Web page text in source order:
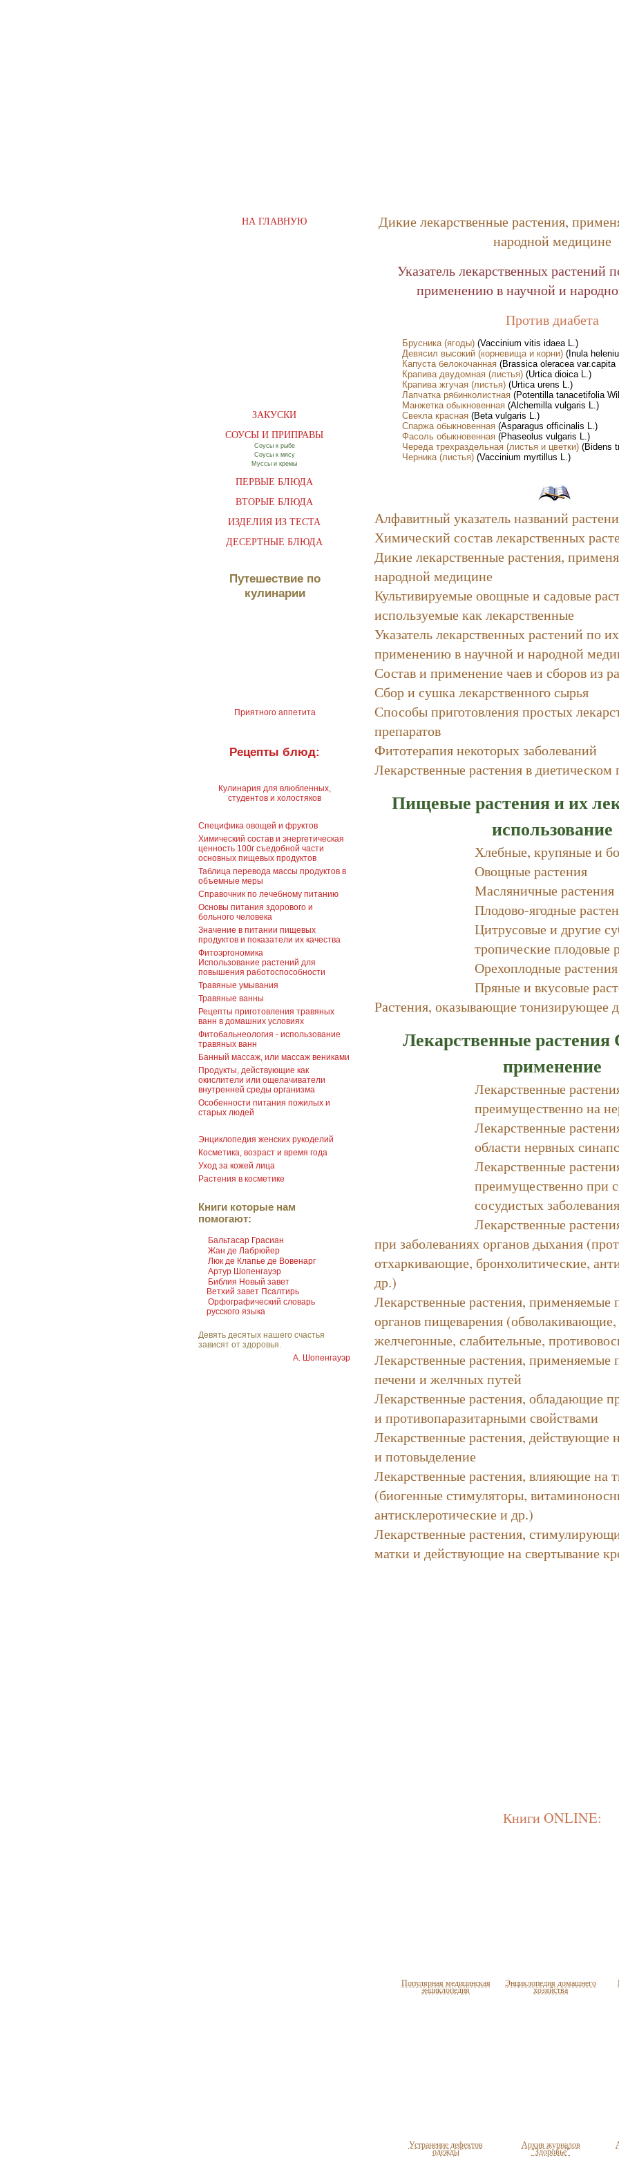
Дикие лекарственные растения,
народной медицине
Указатель лекарственных растений
применению в научной и
Против диабета
Брусника (ягоды) (Vaccinium vitis idaea L.)
Девясил высокий (корневища и корни) (Inula
Капуста белокочанная (Brassica oleracea var.capita
Крапива двудомная (листья) (Urtica dioica L.)
Крапива жгучая (листья) (Urtica urens L.)
Лапчатка рябинколистная (Potentilla tanacetifolia
Манжетка обыкновенная (Alchemilla vulgaris L.)
Свекла красная (Beta vulgaris L.)
Спаржа обыкновенная (Asparagus officinalis L.)
Фасоль обыкновенная (Phaseolus vulgaris L.)
Череда трехраздельная (листья и цветки) (Bidens
Черника (листья) (Vaccinium myrtillus L.)
Алфавитный указатель названий
Химический состав лекарственных
Дикие лекарственные растения,
народной медицине
Культивируемые овощные и садовые
используемые как лекарственные
Указатель лекарственных растений по
применению в научной и народной
Состав и применение чаев и сборов из
Сбор и сушка лекарственного сырья
Способы приготовления простых
препаратов
Фитотерапия некоторых заболеваний
Лекарственные растения в диетическом
Пищевые растения и их
использование
Хлебные, крупяные и
Овощные растения
Масляничные растения
Плодово-ягодные
Цитрусовые и другие
тропические плодовые
Орехоплодные растения
Пряные и вкусовые
Растения, оказывающие тонизирующее
Лекарственные
применение
Лекарственные
преимущественно на
Лекарственные
области нервных
Лекарственные
преимущественно при
сосудистых
Лекарственные
при заболеваниях органов дыхания
отхаркивающие, бронхолитические,
др.)
Лекарственные растения, применяемые
органов пищеварения
желчегонные, слабительные,
Лекарственные растения, применяемые
печени и желчных путей
Лекарственные растения, обладающие
и противопаразитарными свойствами
Лекарственные растения, действующие
и потовыделение
Лекарственные растения, влияющие на
(биогенные стимуляторы,
антисклеротические и др.)
Лекарственные растения,
матки и действующие на свертывание
Книги ONLINE:
Популярная медицинская
энциклопедия
Энциклопедия домашнего
хозяйства
Устранение дефектов
одежды
Архив журналов
"Здоровье"
НА ГЛАВНУЮ
ЗАКУСКИ
СОУСЫ И ПРИПРАВЫ
Соусы к рыбе
Соусы к мясу
Муссы и кремы
ПЕРВЫЕ БЛЮДА
ВТОРЫЕ БЛЮДА
ИЗДЕЛИЯ ИЗ ТЕСТА
ДЕСЕРТНЫЕ БЛЮДА
Путешествие по
кулинарии
Приятного аппетита
Рецепты блюд:
Кулинария для влюбленных,
студентов и холостяков
Специфика овощей и фруктов
Химический состав и энергетическая
ценность 100г съедобной части
основных пищевых продуктов
Таблица перевода массы продуктов в
объемные меры
Справочник по лечебному питанию
Основы питания здорового и
больного человека
Значение в питании пищевых
продуктов и показатели их качества
Фитоэргономика
Использование растений для
повышения работоспособности
Травяные умывания
Травяные ванны
Рецепты приготовления травяных
ванн в домашних условиях
Фитобальнеология - использование
травяных ванн
Банный массаж, или массаж вениками
Продукты, действующие как
окислители или ощелачиватели
внутренней среды организма
Особенности питания пожилых и
старых людей
Энциклопедия женских рукоделий
Косметика, возраст и время года
Уход за кожей лица
Растения в косметике
Книги которые нам
помогают:
Бальтасар Грасиан
Жан де Лабрюйер
Люк де Клапье де Вовенарг
Артур Шопенгауэр
Библия Новый завет
Ветхий завет Псалтирь
Орфографический словарь
русского языка
Девять десятых нашего счастья
зависят от здоровья.
А. Шопенгауэр